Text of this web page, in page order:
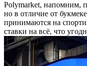
Polymarket, напомним,
но в отличие от
принимаются на
ставки на всё, что